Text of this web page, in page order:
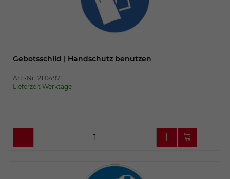
Gebotsschild | Handschutz benutzen
Art.-Nr. 21.0497
Lieferzeit Werktage